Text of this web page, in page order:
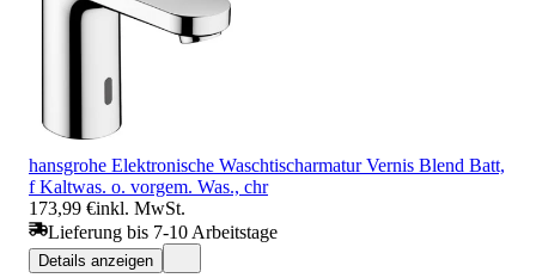
hansgrohe Elektronische Waschtischarmatur Vernis Blend Batt,
f Kaltwas. o. vorgem. Was., chr
173,99 €inkl. MwSt.
Lieferung bis 7-10 Arbeitstage
Details anzeigen